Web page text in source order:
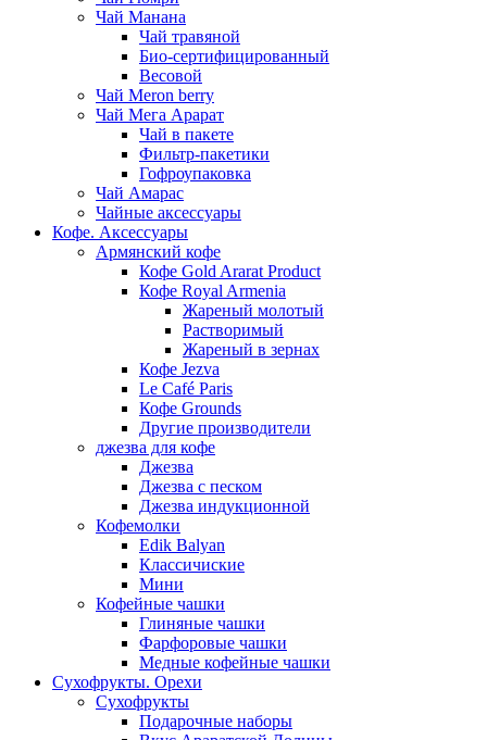
Чай Манана
Чай травяной
Био-сертифицированный
Весовой
Чай Meron berry
Чай Мега Арарат
Чай в пакете
Фильтр-пакетики
Гофроупаковка
Чай Амарас
Чайные аксессуары
Кофе. Аксессуары
Армянский кофе
Кофе Gold Ararat Product
Кофе Royal Armenia
Жареный молотый
Растворимый
Жареный в зернах
Кофе Jezva
Le Café Paris
Кофе Grounds
Другие производители
джезва для кофе
Джезва
Джезва с песком
Джезва индукционной
Кофемолки
Edik Balyan
Классичиские
Мини
Кофейные чашки
Глиняные чашки
Фарфоровые чашки
Медные кофейные чашки
Сухофрукты. Орехи
Сухофрукты
Подарочные наборы